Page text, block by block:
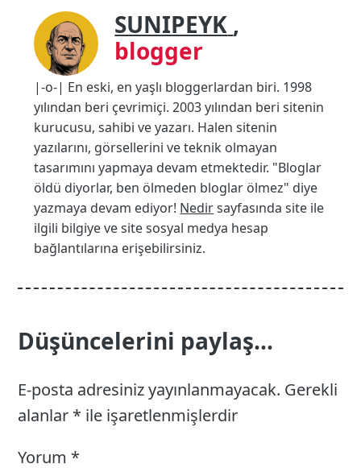
SUNIPEYK ,
blogger
|-o-| En eski, en yaşlı bloggerlardan biri. 1998
yılından beri çevrimiçi. 2003 yılından beri sitenin
kurucusu, sahibi ve yazarı. Halen sitenin
yazılarını, görsellerini ve teknik olmayan
tasarımını yapmaya devam etmektedir. "Bloglar
öldü diyorlar, ben ölmeden bloglar ölmez" diye
yazmaya devam ediyor! Nedirsayfasında site ile
ilgili bilgiye ve site sosyal medya hesap
bağlantılarına erişebilirsiniz.
Düşüncelerini paylaş...
E-posta adresiniz yayınlanmayacak. Gerekli
alanlar * ile işaretlenmişlerdir
Yorum *